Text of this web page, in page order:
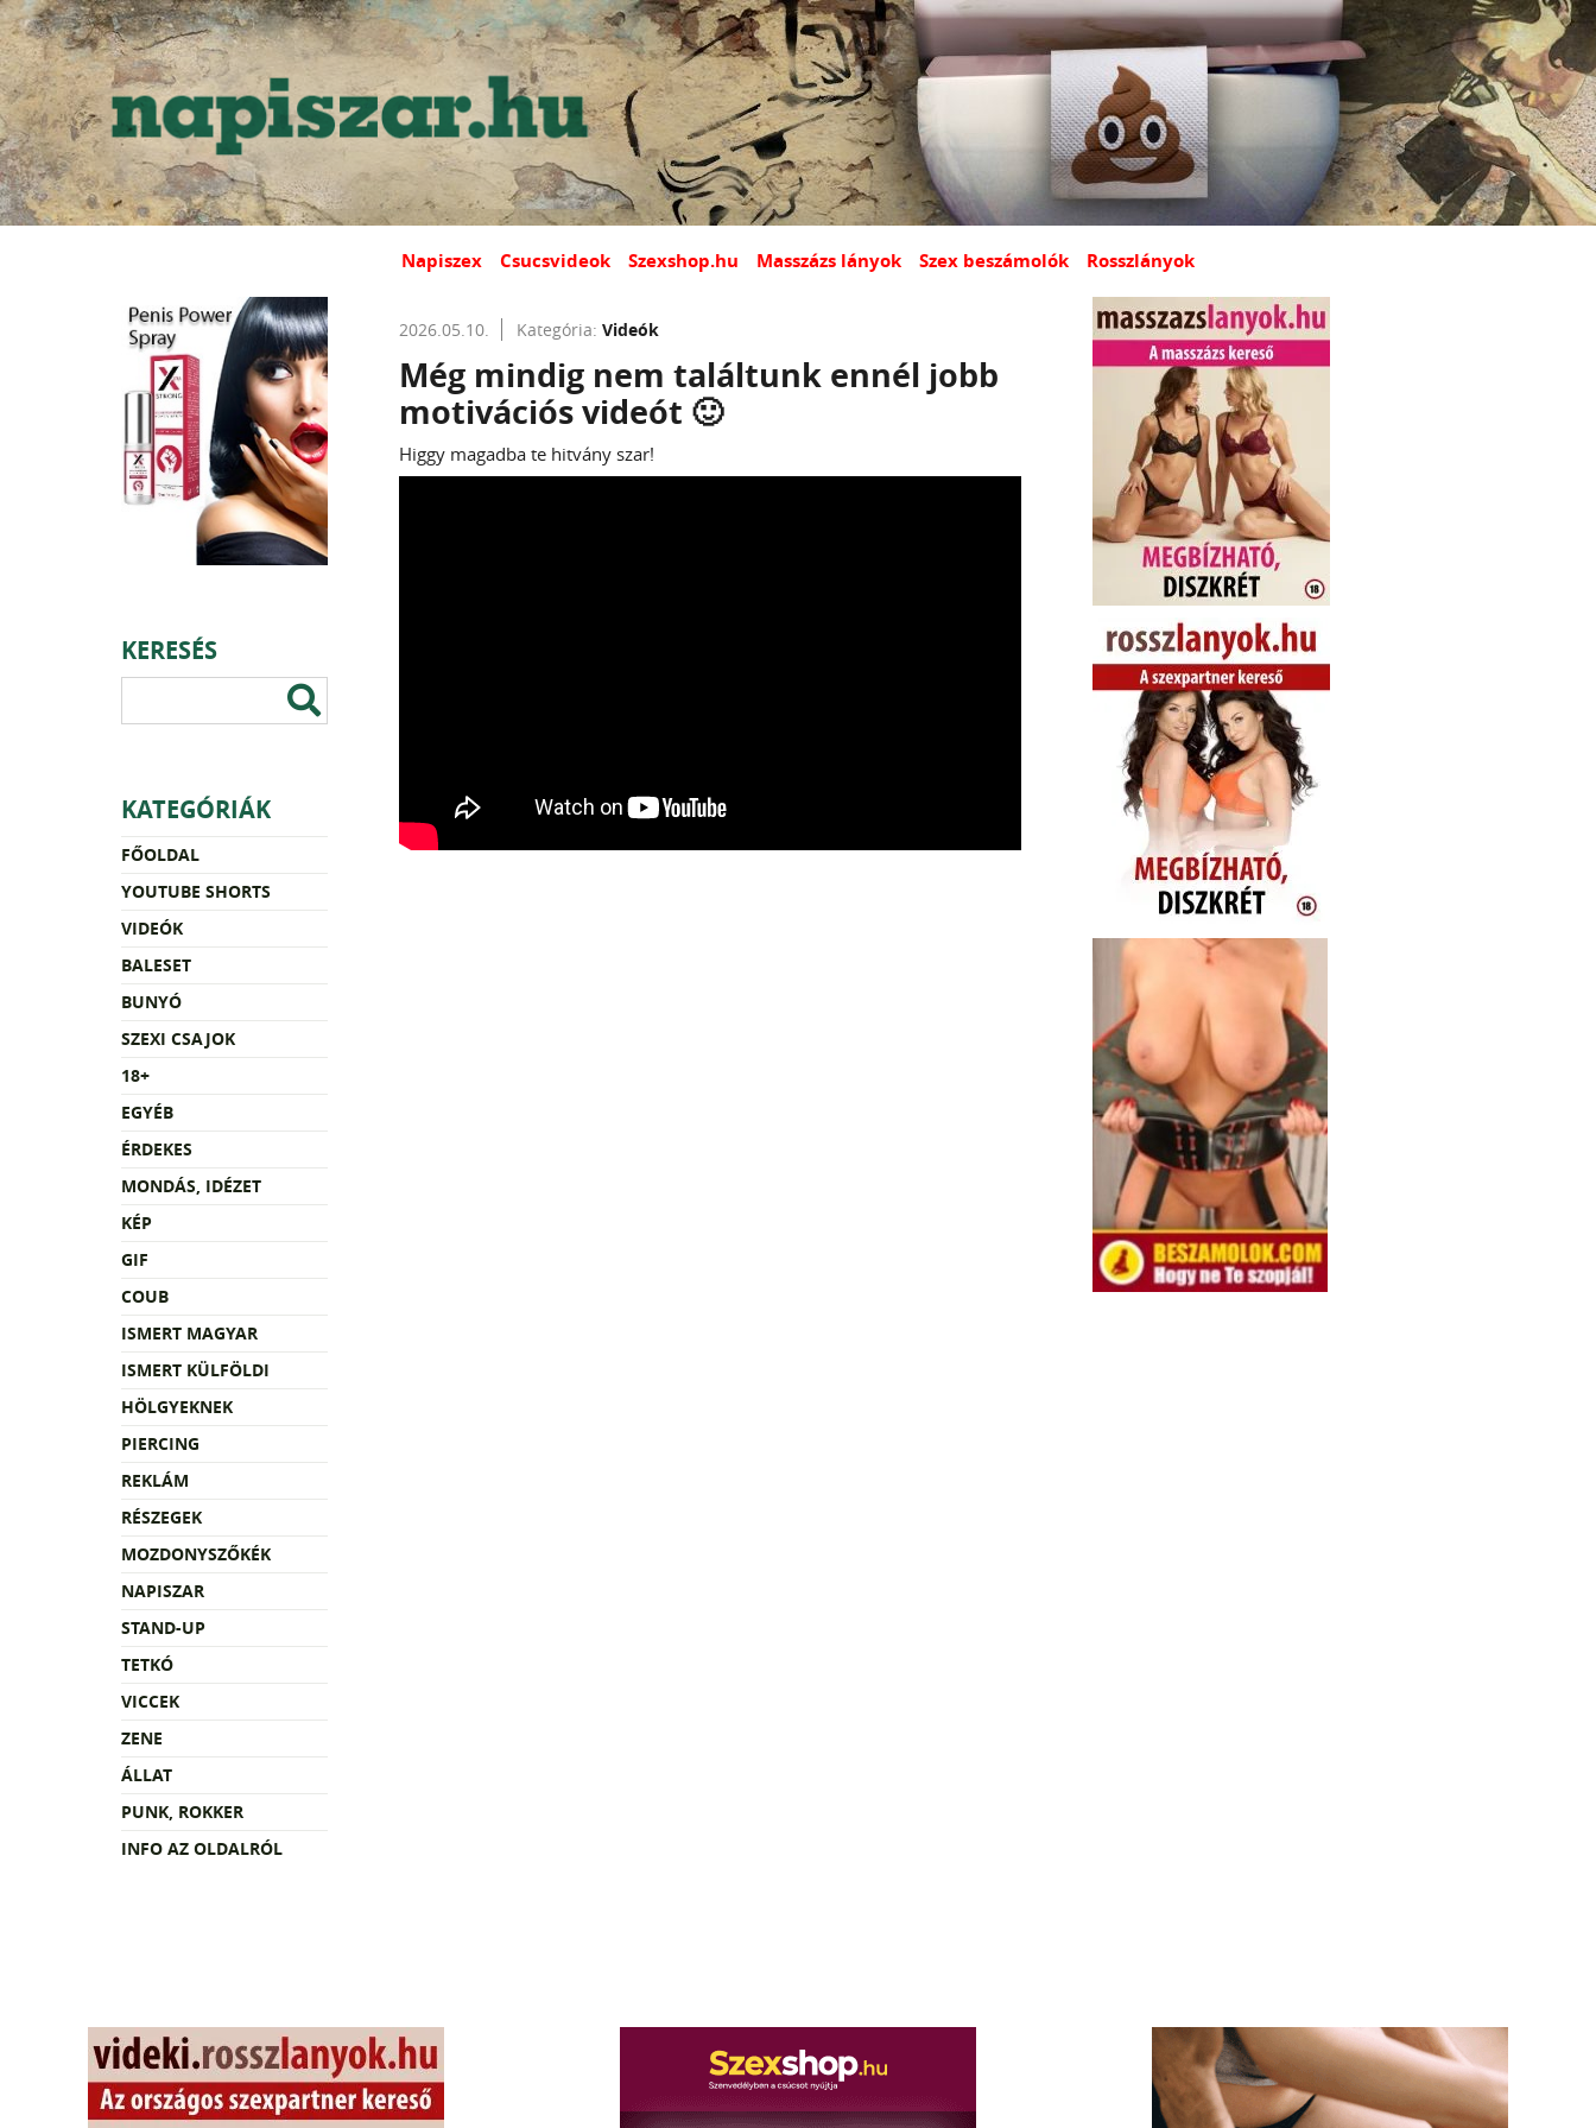
Napiszex Csucsvideok Szexshop.hu Masszázs lányok Szex beszámolók Rosszlányok
KERESÉS
KATEGÓRIÁK
FŐOLDAL
YOUTUBE SHORTS
VIDEÓK
BALESET
BUNYÓ
SZEXI CSAJOK
18+
EGYÉB
ÉRDEKES
MONDÁS, IDÉZET
KÉP
GIF
COUB
ISMERT MAGYAR
ISMERT KÜLFÖLDI
HÖLGYEKNEK
PIERCING
REKLÁM
RÉSZEGEK
MOZDONYSZŐKÉK
NAPISZAR
STAND-UP
TETKÓ
VICCEK
ZENE
ÁLLAT
PUNK, ROKKER
INFO AZ OLDALRÓL
2026.05.10. Kategória: Videók
Még mindig nem találtunk ennél jobb
motivációs videót 🙂
Higgy magadba te hitvány szar!